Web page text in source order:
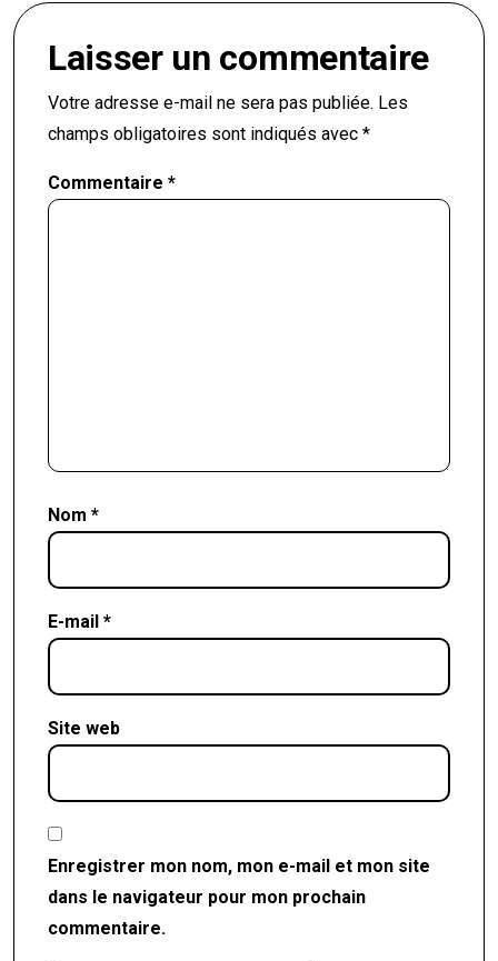
Laisser un commentaire
Votre adresse e-mail ne sera pas publiée. Les
champs obligatoires sont indiqués avec *
Commentaire *
Nom *
E-mail *
Site web
Enregistrer mon nom, mon e-mail et mon site
dans le navigateur pour mon prochain
commentaire.